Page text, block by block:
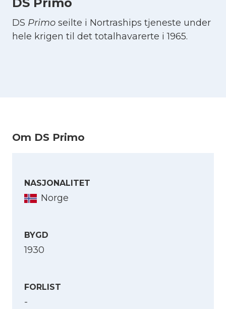
DS Primo
DS Primo seilte i Nortraships tjeneste under
hele krigen til det totalhavarerte i 1965.
Om DS Primo
NASJONALITET
Norge
BYGD
1930
FORLIST
-